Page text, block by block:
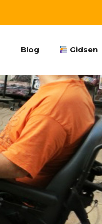
Blog Gidsen